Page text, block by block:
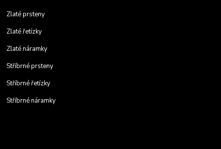
Zlaté prsteny
Zlaté řetízky
Zlaté náramky
Stříbrné prsteny
Stříbrné řetízky
Stříbrné náramky